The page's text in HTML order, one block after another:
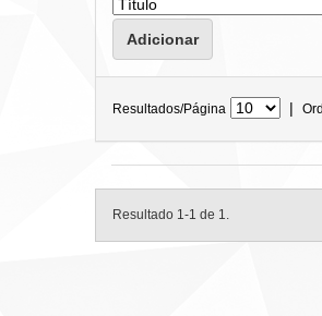
Resultados/Página |
Resultado 1-1 de 1.